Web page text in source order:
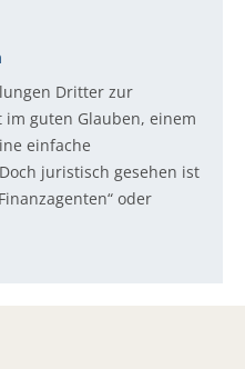
Dritter zur
guten Glauben, einem
einfache
juristisch gesehen ist
oder